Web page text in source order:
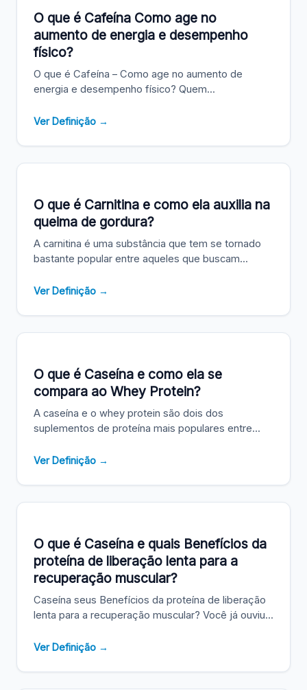
O que é Cafeína Como age no
aumento de energia e desempenho
físico?
O que é Cafeína – Como age no aumento de
energia e desempenho físico? Quem...
Ver Definição →
O que é Carnitina e como ela auxilia na
queima de gordura?
A carnitina é uma substância que tem se tornado
bastante popular entre aqueles que buscam...
Ver Definição →
O que é Caseína e como ela se
compara ao Whey Protein?
A caseína e o whey protein são dois dos
suplementos de proteína mais populares entre...
Ver Definição →
O que é Caseína e quais Benefícios da
proteína de liberação lenta para a
recuperação muscular?
Caseína seus Benefícios da proteína de liberação
lenta para a recuperação muscular? Você já ouviu...
Ver Definição →